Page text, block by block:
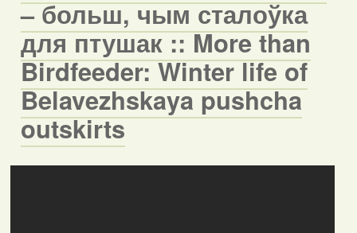
– больш, чым сталоўка
для птушак :: More than
Birdfeeder: Winter life of
Belavezhskaya pushcha
outskirts